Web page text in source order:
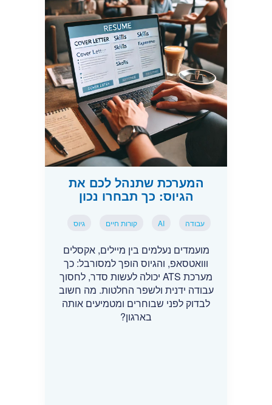
המערכת שתנהל לכם את
הגיוס: כך תבחרו נכון
עבודה AI קורות חיים גיוס
מועמדים נעלמים בין מיילים, אקסלים
ווואטסאפ, והגיוס הופך למסורבל: כך
מערכת ATS יכולה לעשות סדר, לחסוך
עבודה ידנית ולשפר החלטות. מה חשוב
לבדוק לפני שבוחרים ומטמיעים אותה
בארגון?